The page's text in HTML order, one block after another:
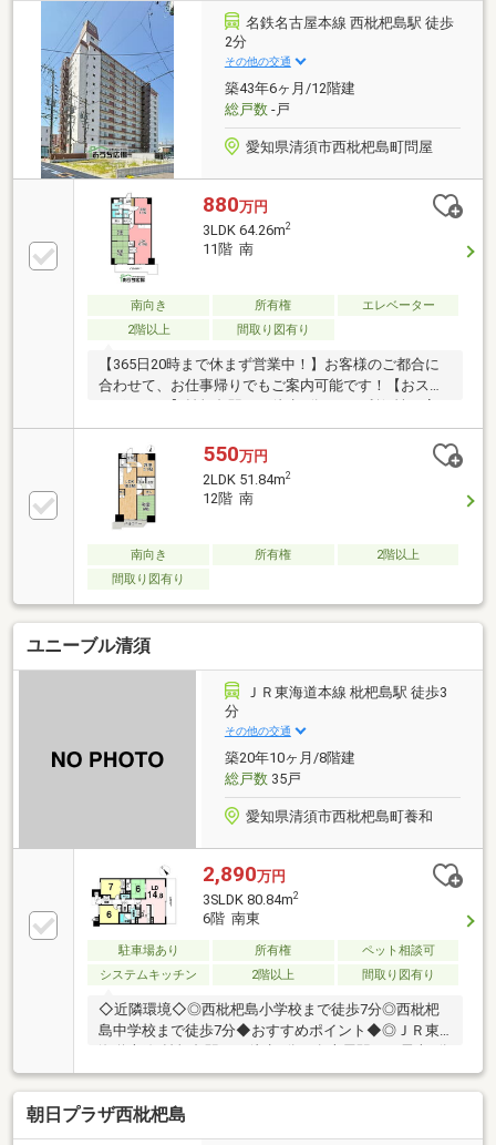
名鉄名古屋本線 西枇杷島駅 徒歩
2分
その他の交通
築43年6ヶ月/12階建
総戸数-戸
愛知県清須市西枇杷島町問屋
880万円
3LDK 64.26m2
11階 南
南向き 所有権
エレベーター
2階以上
間取り図有り
【365日20時まで休まず営業中！】お客様のご都合に
合わせて、お仕事帰りでもご案内可能です！【おスス
メポイント】枇杷島駅まで徒歩2分という利便性の高
い立地に位置する、11階の高層階住戸です。高層階な
らではの開放感が魅力で、遮るものが少ないため陽当
たり・通風ともに良好。室内には明るい陽射しがたっ
ぷりと差し込み、心地よい風が通り抜ける快適な住空
間を実現しています。毎日の通勤・通学はもちろん、
お出かけにも便利な駅近立地でありながら、眺望や採
光にも恵まれた住まいです。開放感と利便性を兼ね備
えた、快適な新生活をお楽しみいただけます。住宅ロ
550万円
2LDK 51.84m2
12階 南
南向き 所有権
2階以上
間取り図有り
ユニーブル清須
ＪＲ東海道本線 枇杷島駅 徒歩3
分
その他の交通
築20年10ヶ月/8階建
総戸数35戸
愛知県清須市西枇杷島町養和
2,890万円
3SLDK 80.84m2
6階 南東
駐車場あり 所有権
ペット相談可
システムキッチン
2階以上 間取り図有り
◇近隣環境◇◎西枇杷島小学校まで徒歩7分◎西枇杷
島中学校まで徒歩7分◆おすすめポイント◆◎ＪＲ東
◎枇杷島駅徒歩3分の好立地！◎ペット飼育可(規約
有)◎2026年1月 リフォーム済♪▼▼ハウスドゥ 清須
はここがつよい！▼▼地元密着、清須市のことならお
任せください♪経験豊富なスタッフがご提案♪住宅ロー
朝日プラザ西枇杷島